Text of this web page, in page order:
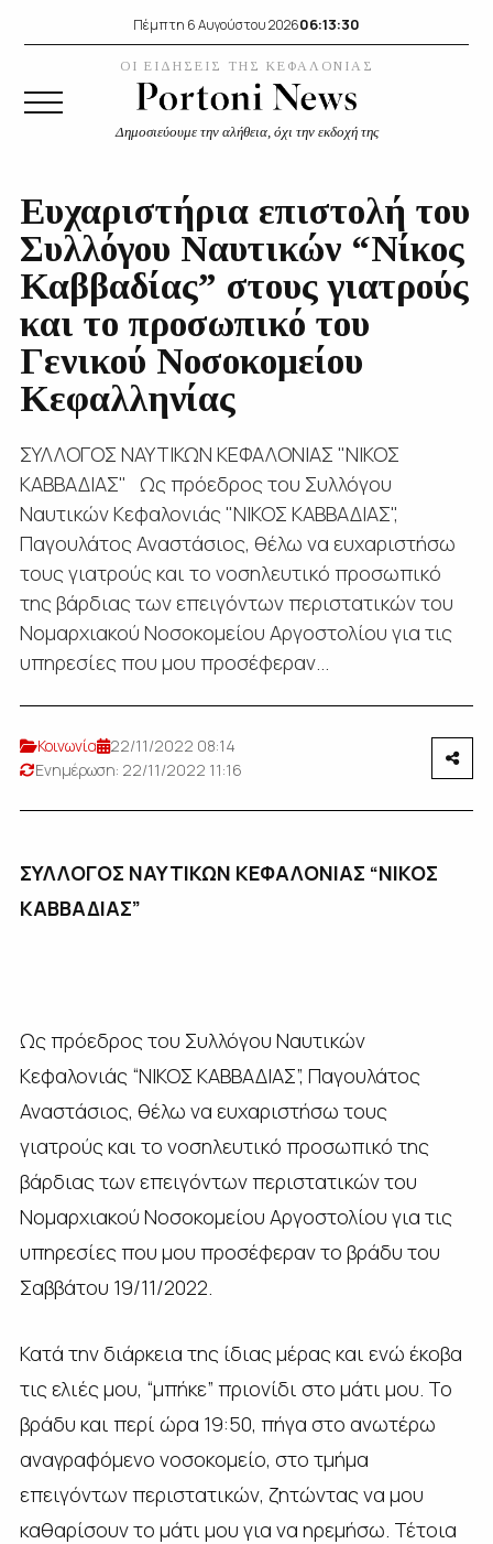
Πέμπτη 6 Αυγούστου 202606:13:30
ΟΙ ΕΙΔΗΣΕΙΣ ΤΗΣ ΚΕΦΑΛΟΝΙΑΣ
Δημοσιεύουμε την αλήθεια, όχι την εκδοχή της
Ευχαριστήρια επιστολή του
Συλλόγου Ναυτικών “Νίκος
Καββαδίας” στους γιατρούς
και το προσωπικό του
Γενικού Νοσοκομείου
Κεφαλληνίας
ΣΥΛΛΟΓΟΣ ΝΑΥΤΙΚΩΝ ΚΕΦΑΛΟΝΙΑΣ "ΝΙΚΟΣ
ΚΑΒΒΑΔΙΑΣ" Ως πρόεδρος του Συλλόγου
Ναυτικών Κεφαλονιάς "ΝΙΚΟΣ ΚΑΒΒΑΔΙΑΣ",
Παγουλάτος Αναστάσιος, θέλω να ευχαριστήσω
τους γιατρούς και το νοσηλευτικό προσωπικό
της βάρδιας των επειγόντων περιστατικών του
Νομαρχιακού Νοσοκομείου Αργοστολίου για τις
υπηρεσίες που μου προσέφεραν...
Κοινωνία
22/11/2022 08:14
Ενημέρωση: 22/11/2022 11:16
ΣΥΛΛΟΓΟΣ ΝΑΥΤΙΚΩΝ ΚΕΦΑΛΟΝΙΑΣ “ΝΙΚΟΣ
ΚΑΒΒΑΔΙΑΣ”
Ως πρόεδρος του Συλλόγου Ναυτικών
Κεφαλονιάς “ΝΙΚΟΣ ΚΑΒΒΑΔΙΑΣ”, Παγουλάτος
Αναστάσιος, θέλω να ευχαριστήσω τους
γιατρούς και το νοσηλευτικό προσωπικό της
βάρδιας των επειγόντων περιστατικών του
Νομαρχιακού Νοσοκομείου Αργοστολίου για τις
υπηρεσίες που μου προσέφεραν το βράδυ του
Σαββάτου 19/11/2022.
Κατά την διάρκεια της ίδιας μέρας και ενώ έκοβα
τις ελιές μου, “μπήκε” πριονίδι στο μάτι μου. Το
βράδυ και περί ώρα 19:50, πήγα στο ανωτέρω
αναγραφόμενο νοσοκομείο, στο τμήμα
επειγόντων περιστατικών, ζητώντας να μου
καθαρίσουν το μάτι μου για να ηρεμήσω. Τέτοια